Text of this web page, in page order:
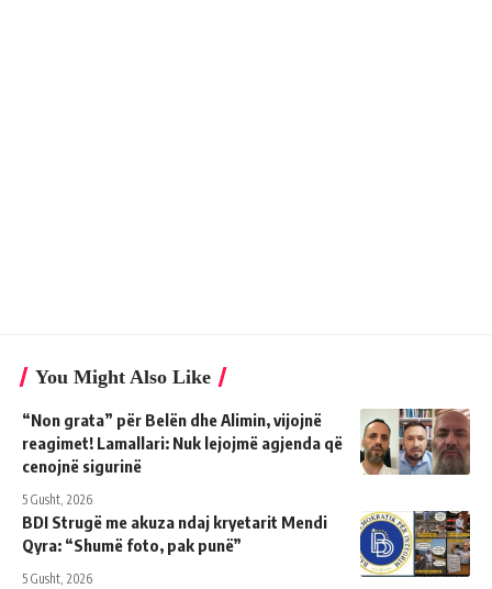
You Might Also Like
“Non grata” për Belën dhe Alimin, vijojnë
reagimet! Lamallari: Nuk lejojmë agjenda që
cenojnë sigurinë
5 Gusht, 2026
BDI Strugë me akuza ndaj kryetarit Mendi
Qyra: “Shumë foto, pak punë”
5 Gusht, 2026